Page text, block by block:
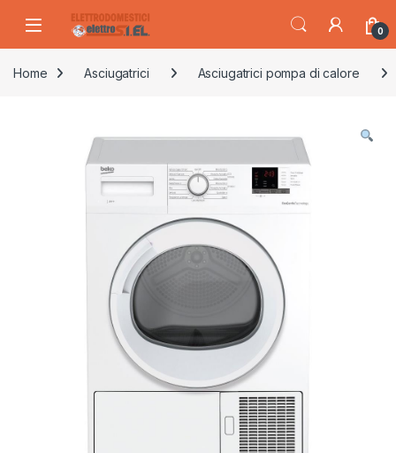
0
Home Asciugatrici Asciugatrici pompa di calore